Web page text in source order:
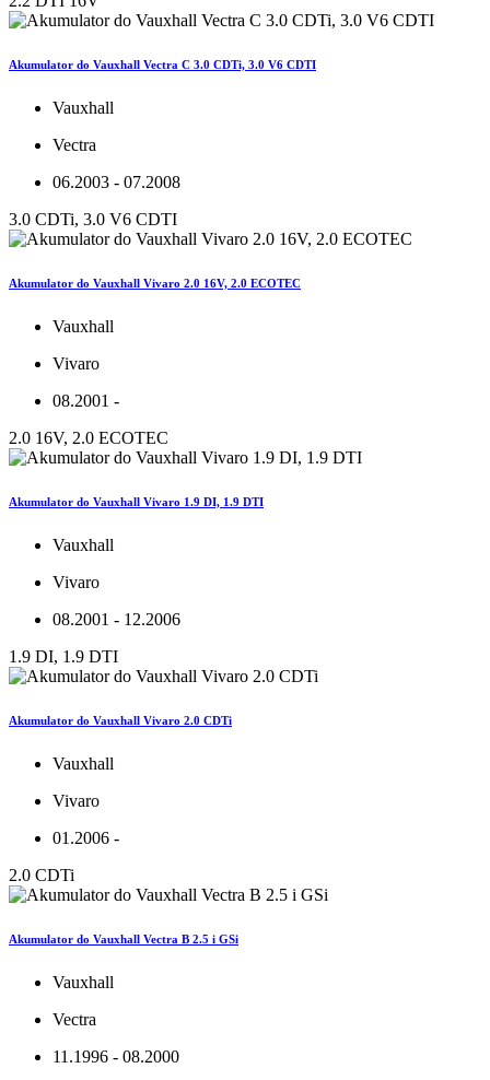
Akumulator do Vauxhall Vectra C 3.0 CDTi, 3.0 V6 CDTI
Vauxhall
Vectra
06.2003 - 07.2008
3.0 CDTi, 3.0 V6 CDTI
Akumulator do Vauxhall Vivaro 2.0 16V, 2.0 ECOTEC
Vauxhall
Vivaro
08.2001 -
2.0 16V, 2.0 ECOTEC
Akumulator do Vauxhall Vivaro 1.9 DI, 1.9 DTI
Vauxhall
Vivaro
08.2001 - 12.2006
1.9 DI, 1.9 DTI
Akumulator do Vauxhall Vivaro 2.0 CDTi
Vauxhall
Vivaro
01.2006 -
2.0 CDTi
Akumulator do Vauxhall Vectra B 2.5 i GSi
Vauxhall
Vectra
11.1996 - 08.2000